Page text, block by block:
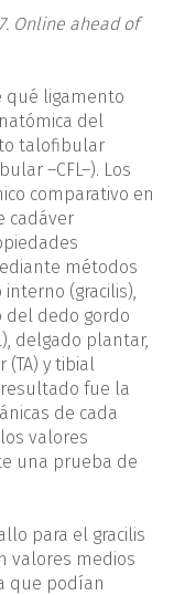
Online ahead of
qué ligamento
del
talofibular
–CFL–). Los
comparativo en
cadáver
métodos
(gracilis),
del dedo gordo
delgado plantar,
(TA) y tibial
fue la
de cada
valores
una prueba de
para el gracilis
valores medios
que podían